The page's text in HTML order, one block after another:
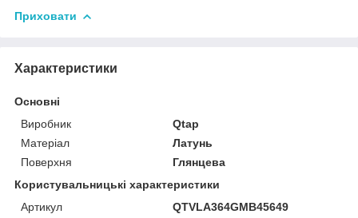
Приховати
Характеристики
Основні
Виробник
Qtap
Матеріал
Латунь
Поверхня
Глянцева
Користувальницькі характеристики
Артикул
QTVLA364GMB45649